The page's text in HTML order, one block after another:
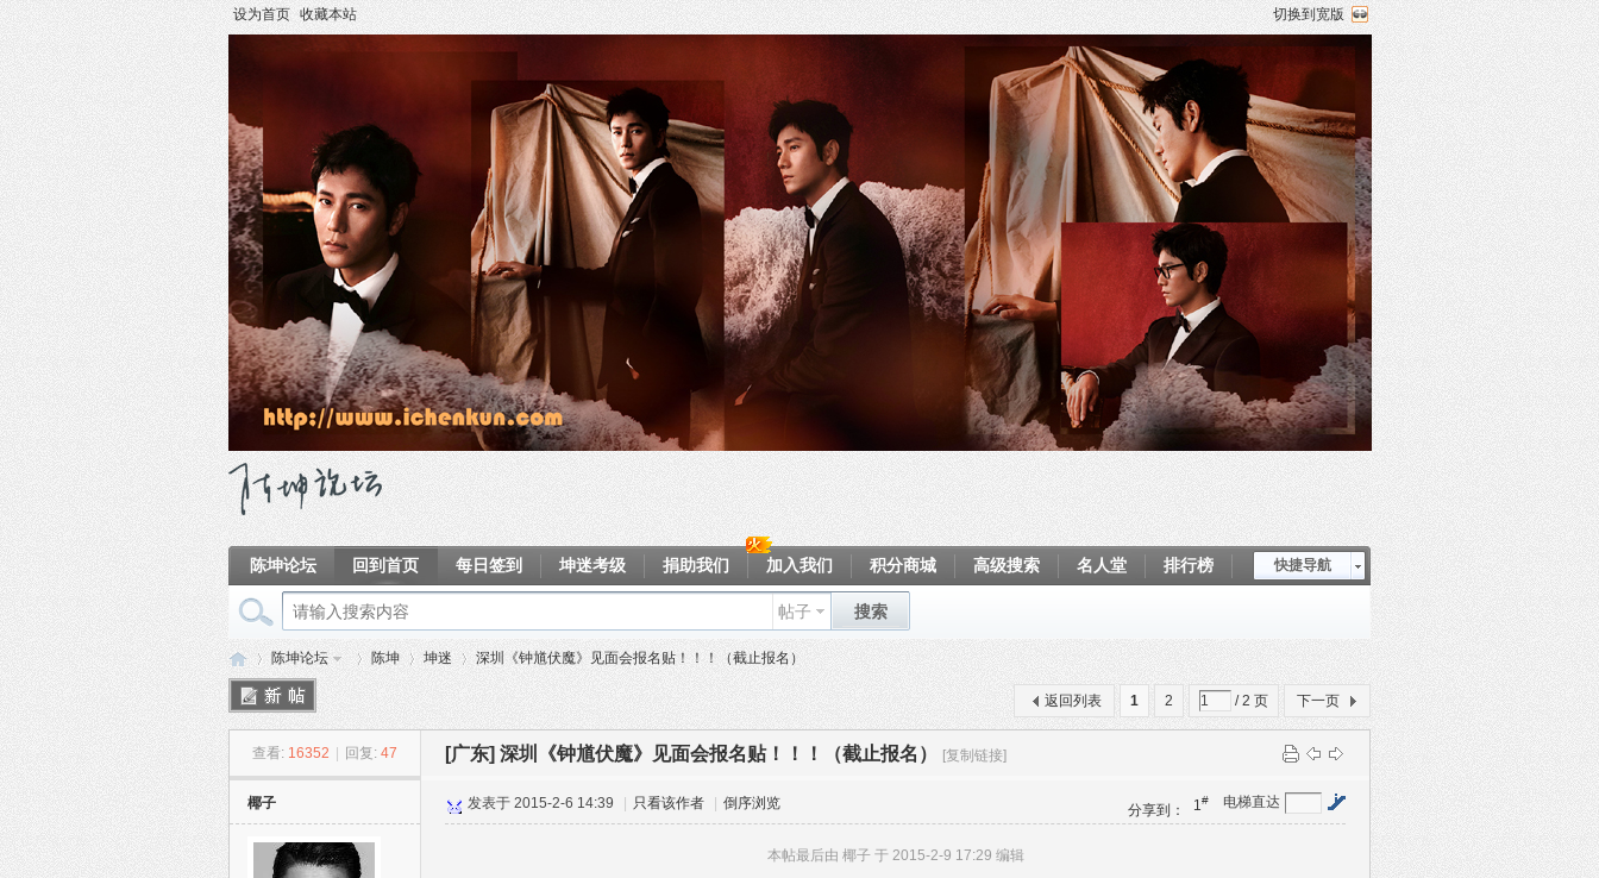
设为首页 收藏本站 切换到宽版
快捷导航
陈坤论坛 回到首页 每日签到 坤迷考级 捐助我们 加入我们 积分商城 高级搜索 名人堂
排行榜
帖子 搜索
»
陈坤论坛
›
陈坤 坤迷
›
深圳《钟馗伏魔》见面会报名贴！！！（截止报名）
1 2 / 2 页 下一页
返回列表
查看: 16352 回复: 47 [广东] 深圳《钟馗伏魔》见面会报名贴！！！（截止报名） [复制链接]
椰子 电梯直达
1#
发表于 2015-2-6 14:39 只看该作者 倒序浏览 分享到：
本帖最后由 椰子 于 2015-2-9 17:29 编辑